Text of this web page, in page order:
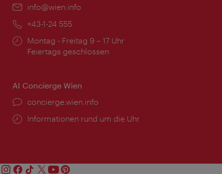
Email:
info@wien.info
Telefon:
+43-1-24 555
Öffnungszeiten:
Montag - Freitag 9 – 17 Uhr
Feiertags geschlossen
AI Concierge Wien
Ort:
concierge.wien.info
Öffnungszeiten:
Informationen rund um die Uhr